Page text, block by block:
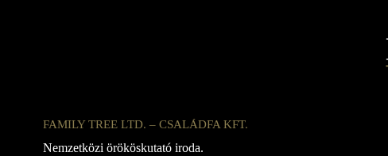
FAMILY TREE LTD. – CSALÁDFA KFT.
Nemzetközi örököskutató iroda.